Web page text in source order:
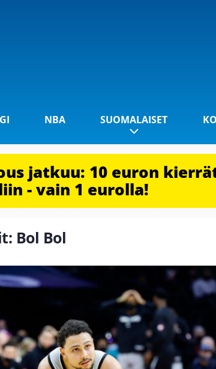
NBA SUOMALAISET
jatkuu: 10 euron
- vain 1 eurolla!
Bol Bol